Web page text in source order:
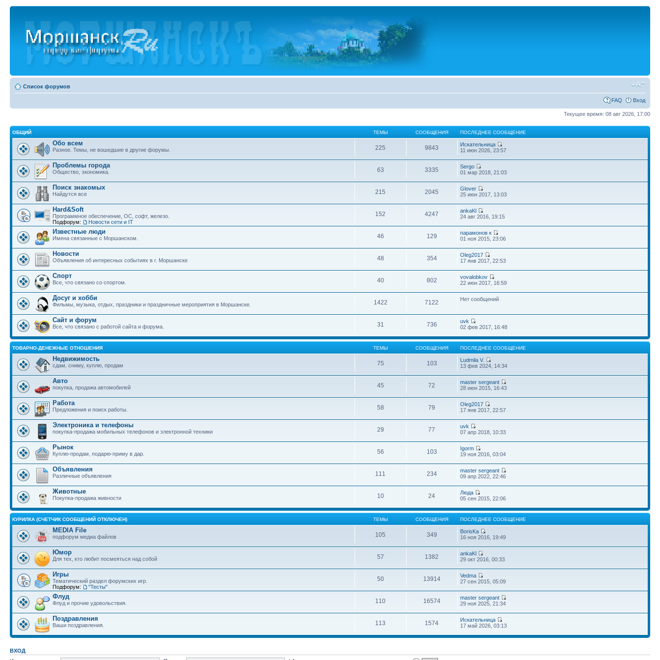
Список форумов
FAQ Вход
Текущее время: 08 авг 2026, 17:00
ОБЩИЙ ТЕМЫ СООБЩЕНИЯ ПОСЛЕДНЕЕ СООБЩЕНИЕ
Обо всем
Разное. Темы, не вошедшие в другие форумы. 225 9843
Искательница
11 июн 2026, 23:57
Проблемы города
Общество, экономика. 63 3335
Sergo
01 мар 2018, 21:03
Поиск знакомых
Найдутся все 215 2045
Glover
25 июн 2017, 13:03
Hard&Soft
Программное обеспечение, ОС, софт, железо.
Подфорум:
Новости сети и IT
152 4247
ankaKl
24 авг 2016, 19:15
Известные люди
Имена связанные с Моршанском. 46 129
парамонов к
01 ноя 2015, 23:06
Новости
Объявления об интересных событиях в г. Моршанске 48 354
Oleg2017
17 янв 2017, 22:53
Спорт
Все, что связано со спортом. 40 802
vovalobkov
22 июн 2017, 16:59
Досуг и хобби
Фильмы, музыка, отдых, праздники и праздничные мероприятия в Моршанске. 1422 7122 Нет сообщений
Сайт и форум
Все, что связано с работой сайта и форума. 31 736
uvk
02 фев 2017, 16:48
ТОВАРНО-ДЕНЕЖНЫЕ ОТНОШЕНИЯ ТЕМЫ СООБЩЕНИЯ ПОСЛЕДНЕЕ СООБЩЕНИЕ
Недвижимость
сдам, сниму, куплю, продам 75 103
Ludmila V.
13 фев 2024, 14:34
Авто
покупка, продажа автомобилей 45 72
master sergeant
28 июн 2015, 16:43
Работа
Предложения и поиск работы. 58 79
Oleg2017
17 янв 2017, 22:57
Электроника и телефоны
покупка-продажа мобильных телефонов и электронной техники 29 77
uvk
07 апр 2018, 10:33
Рынок
Куплю-продам, подарю-приму в дар. 56 103
Igorm
19 ноя 2016, 03:04
Объявления
Различные объявления 111 234
master sergeant
09 апр 2022, 22:46
Животные
Покупка-продажа живности 10 24
Люда
05 сен 2015, 22:06
КУРИЛКА (СЧЕТЧИК СООБЩЕНИЙ ОТКЛЮЧЕН) ТЕМЫ СООБЩЕНИЯ ПОСЛЕДНЕЕ СООБЩЕНИЕ
MEDIA File
подфорум медиа файлов 105 349
BorisKa
16 ноя 2016, 19:49
Юмор
Для тех, кто любит посмеяться над собой 57 1382
ankaKl
29 окт 2016, 00:33
Игры
Тематический раздел форумских игр.
Подфорум:
"Тесты"
50 13914
Vedma
27 сен 2015, 05:09
Флуд
Флуд и прочие удовольствия. 110 16574
master sergeant
29 ноя 2025, 21:34
Поздравления
Ваши поздравления. 113 1574
Искательница
17 май 2026, 03:13
ВХОД